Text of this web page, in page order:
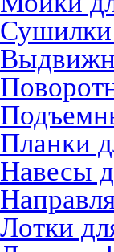
Планки
Навесы
Лотки